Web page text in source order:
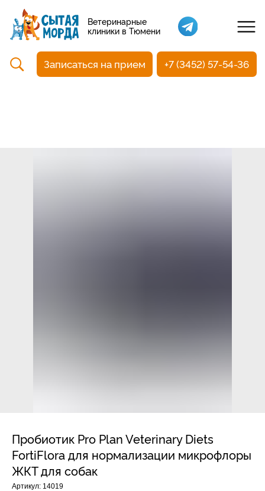
Ветеринарные
клиники в Тюмени
Кастрация собак
Вакцинация
Стоматология
Ультразвуковая чистка зубов
Общий анализ крови
Лечение кроликов
Пробиотик Pro Plan Veterinary Diets
FortiFlora для нормализации микрофлоры
ЖКТ для собак
Артикул: 14019